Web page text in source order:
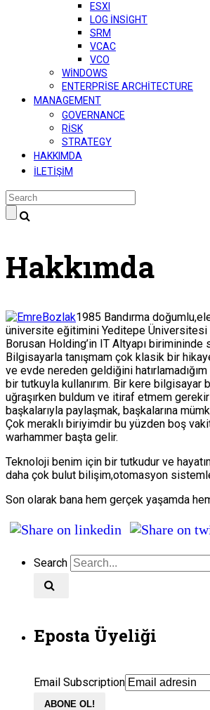
ESXI
LOG INSIGHT
SRM
VCAC
VCO
WINDOWS
ENTERPRISE ARCHITECTURE
MANAGEMENT
GOVERNANCE
RISK
STRATEGY
HAKKIMDA
İLETIŞIM
Hakkımda
1985 Bandırma
üniversite eğitimini Yeditepe Üniversitesi
Borusan Holding’in IT Altyapı
Bilgisayarla tanışmam çok klasik bir
ve evde nereden geldiğini
bir tutkuyla kullanırım. Bir kere bilgisayar
uğraşırken buldum ve itiraf etmem
başkalarıyla paylaşmak, başkalarına
Çok meraklı biriyimdir bu yüzden boş
warhammer başta gelir.
Teknoloji benim için bir tutkudur ve
daha çok bulut bilişim,otomasyon
Son olarak bana hem gerçek yaşamda
Search
Eposta Üyeliği
Email Subscription
ABONE OL!